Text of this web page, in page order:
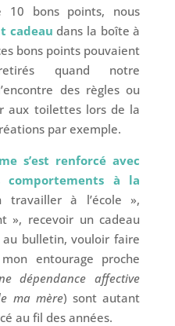
bons points, nous
cadeau dans la boîte à
bons points pouvaient
quand notre
des règles ou
aux toilettes lors de la
par exemple.
s’est renforcé avec
à la
à l’école »,
», recevoir un cadeau
bulletin, vouloir faire
entourage proche
dépendance affective
ma mère) sont autant
au fil des années.